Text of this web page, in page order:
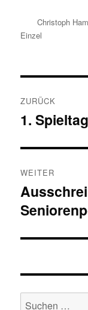
Autor
Christoph
Einzel
ZURÜCK
Vorheriger
1.
WEITER
Nächster
Beitrag:
Suchen